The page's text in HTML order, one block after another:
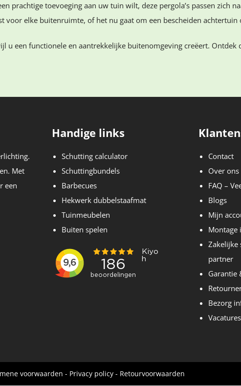
prachtige toevoeging aan uw tuin wilt, deze pergola’s passen zich
elke buitenruimte, of het nu gaat om een bescheiden achtertuin
u een functionele en aantrekkelijke buitenomgeving creëert. Ontdek
Met
een
Handige links
Schutting calculator
Schuttingbundels
Barbecues
Hekwerk dubbelstaafmat
Tuinmeubelen
Buiten spelen
Contact
Over ons
FAQ –
Blogs
Mijn
Montage
Zakelijke
partner
Garantie
Bezorg
Vacatures
voorwaarden - Privacy policy- Retourvoorwaarden